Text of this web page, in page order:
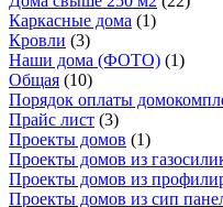
Каркасные дома (1)
Кровли (3)
Наши дома (ФОТО) (1)
Общая (10)
Порядок оплаты
Прайс лист (3)
Проекты домов (1)
Проекты домов из
Проекты домов из
Проекты домов из сип